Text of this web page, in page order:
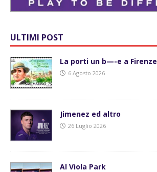
ULTIMI POST
La porti un b—-e a Firenze
6 Agosto 2026
Jimenez ed altro
26 Luglio 2026
Al Viola Park